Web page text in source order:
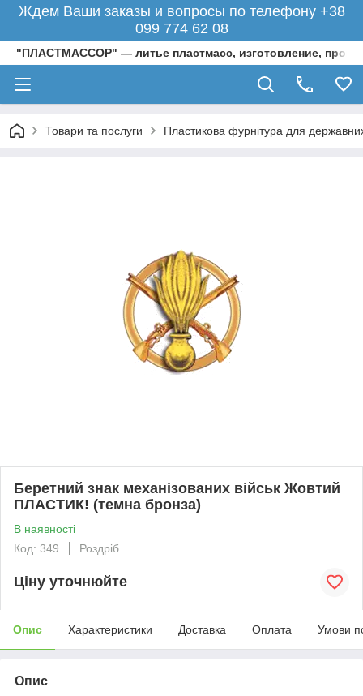
Ждем Ваши заказы и вопросы по телефону +38
099 774 62 08
"ПЛАСТМАССОР" — литье пластмасс, изготовление,
Товари та послуги Пластикова фурнітура для
Беретний знак механізованих військ Жовтий
ПЛАСТИК! (темна бронза)
В наявності
Код: 349
Роздріб
Ціну уточнюйте
Опис Характеристики Доставка Оплата Умови
Опис